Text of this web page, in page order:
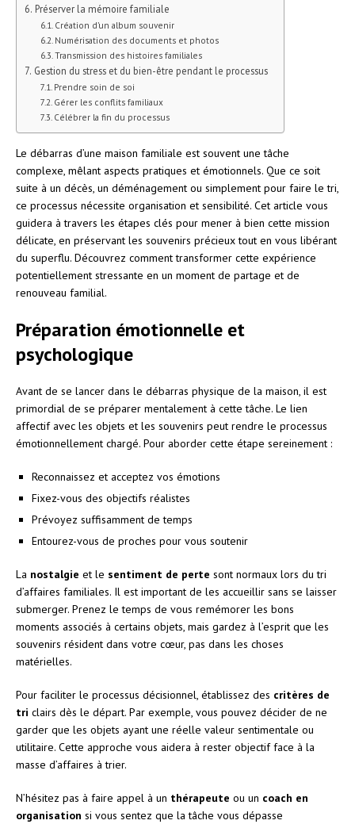
Préserver la mémoire familiale
Création d’un album souvenir
Numérisation des documents et photos
Transmission des histoires familiales
Gestion du stress et du bien-être pendant le processus
Prendre soin de soi
Gérer les conflits familiaux
Célébrer la fin du processus
Le débarras d’une maison familiale est souvent une tâche
complexe, mêlant aspects pratiques et émotionnels. Que ce soit
suite à un décès, un déménagement ou simplement pour faire le tri,
ce processus nécessite organisation et sensibilité. Cet article vous
guidera à travers les étapes clés pour mener à bien cette mission
délicate, en préservant les souvenirs précieux tout en vous libérant
du superflu. Découvrez comment transformer cette expérience
potentiellement stressante en un moment de partage et de
renouveau familial.
Préparation émotionnelle et
psychologique
Avant de se lancer dans le débarras physique de la maison, il est
primordial de se préparer mentalement à cette tâche. Le lien
affectif avec les objets et les souvenirs peut rendre le processus
émotionnellement chargé. Pour aborder cette étape sereinement :
Reconnaissez et acceptez vos émotions
Fixez-vous des objectifs réalistes
Prévoyez suffisamment de temps
Entourez-vous de proches pour vous soutenir
La nostalgie et le sentiment de perte sont normaux lors du tri
d’affaires familiales. Il est important de les accueillir sans se laisser
submerger. Prenez le temps de vous remémorer les bons
moments associés à certains objets, mais gardez à l’esprit que les
souvenirs résident dans votre cœur, pas dans les choses
matérielles.
Pour faciliter le processus décisionnel, établissez des critères de
tri clairs dès le départ. Par exemple, vous pouvez décider de ne
garder que les objets ayant une réelle valeur sentimentale ou
utilitaire. Cette approche vous aidera à rester objectif face à la
masse d’affaires à trier.
N’hésitez pas à faire appel à un thérapeute ou un coach en
organisation si vous sentez que la tâche vous dépasse